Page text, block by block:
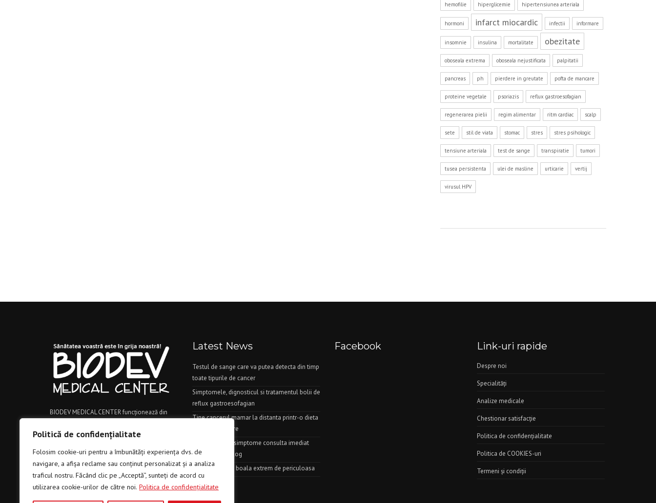
Politică de confidenţialitate
Folosim cookie-uri pentru a îmbunătăți experiența dvs. de
navigare, a afișa reclame sau conținut personalizat și a analiza
traficul nostru. Făcând clic pe „Acceptă”, sunteți de acord cu
utilizarea cookie-urilor de către noi. Politica de confidenţialitate
hemofilie hiperglicemie hipertensiunea arteriala
hormoni infarct miocardic infectii informare
insomnie insulina mortalitate obezitate
oboseala extrema oboseala nejustificata palpitatii
pancreas ph pierdere in greutate pofta de mancare
proteine vegetale psoriazis reflux gastroesofagian
regenerarea pielii regim alimentar ritm cardiac scalp
sete stil de viata stomac stres stres psihologic
tensiune arteriala test de sange transpiratie tumori
tusea persistenta ulei de masline urticarie vertij
virusul HPV
BIODEV MEDICAL CENTER funcţionează din
modern amenajat. Încă de la început, s-a dorit
şi multiple dotări pentru o gamă largă de
explorări paraclinice.
Latest News
Testul de sange care va putea detecta din timp
toate tipurile de cancer
Simptomele, dignosticul si tratamentul bolii de
reflux gastroesofagian
Tine cancerul mamar la distanta printr-o dieta
corespunzatoare
Daca ai aceste simptome consulta imediat
medicul cardiolog
Diabetul este o boala extrem de periculoasa
Facebook Link-uri rapide
Despre noi
Specialităţi
Analize medicale
Chestionar satisfacţie
Politica de confidenţialitate
Politica de COOKIES-uri
Termeni şi condiţii